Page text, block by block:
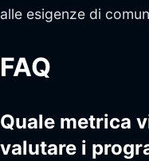
alle esigenze di
FAQ
Quale metrica
valutare i